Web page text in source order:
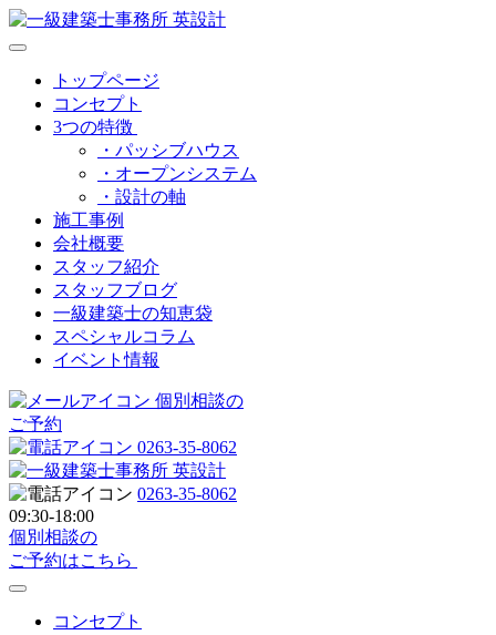
トップページ
コンセプト
3つの特徴
・パッシブハウス
・オープンシステム
・設計の軸
施工事例
会社概要
スタッフ紹介
スタッフブログ
一級建築士の知恵袋
スペシャルコラム
イベント情報
個別相談の
ご予約
0263-35-8062
0263-35-8062
09:30-18:00
個別相談の
ご予約はこちら
コンセプト